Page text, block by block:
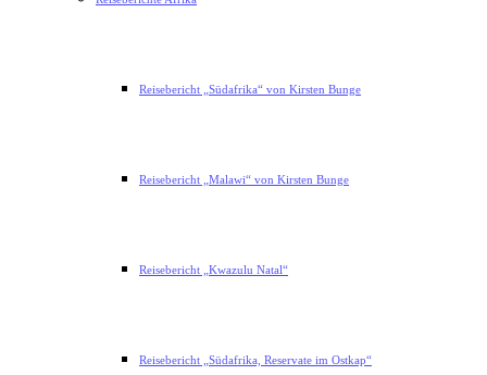
Reisebericht „Südafrika“ von Kirsten Bunge
Reisebericht „Malawi“ von Kirsten Bunge
Reisebericht „Kwazulu Natal“
Reisebericht „Südafrika, Reservate im Ostkap“